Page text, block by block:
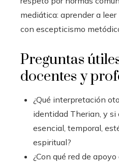
mediática: aprender a
con escepticismo
Preguntas
docentes y
¿Qué interpretación
identidad Therian, y
esencial, temporal,
espiritual?
¿Con qué red de